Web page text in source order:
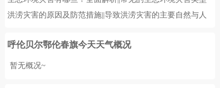
及影响分析
洪涝灾害的原因及防范措施||导致洪涝灾害的主要自然与人
呼伦贝尔鄂伦春旗今天天气概况
暂无概况~